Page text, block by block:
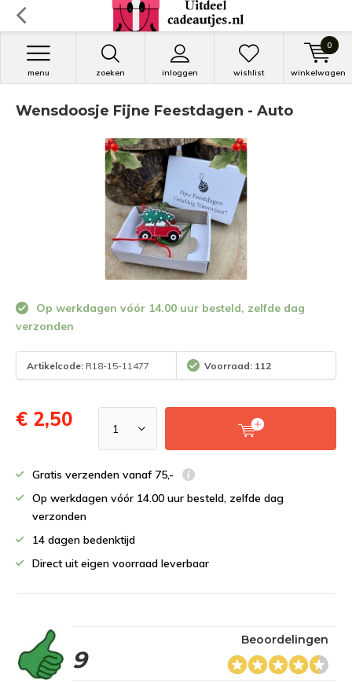
zoeken inloggen
menu wishlist winkelwagen
0
Wensdoosje Fijne Feestdagen - Auto
Op werkdagen vóór 14.00 uur besteld, zelfde dag
verzonden
Artikelcode: R18-15-11477 Voorraad: 112
€ 2,50
Gratis verzenden vanaf 75,-
Op werkdagen vóór 14.00 uur besteld, zelfde dag
verzonden
14 dagen bedenktijd
Direct uit eigen voorraad leverbaar
9
Beoordelingen